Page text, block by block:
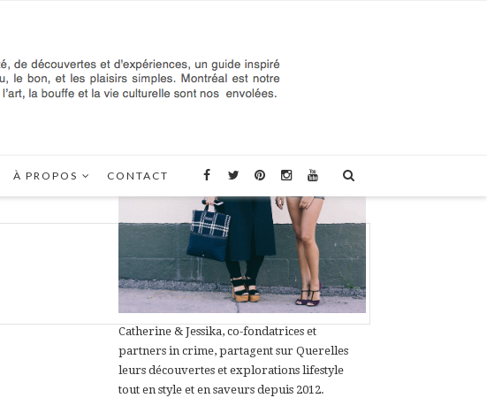
À PROPOS CONTACT
Catherine & Jessika, co-fondatrices et
partners in crime, partagent sur Querelles
leurs découvertes et explorations lifestyle
tout en style et en saveurs depuis 2012.